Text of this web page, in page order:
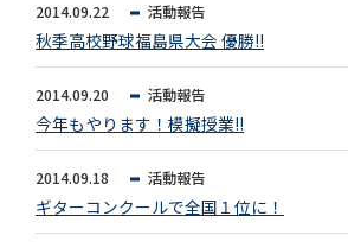
2014.09.22 活動報告
秋季高校野球福島県大会 優勝!!
2014.09.20 活動報告
今年もやります！模擬授業!!
2014.09.18 活動報告
ギターコンクールで全国１位に！